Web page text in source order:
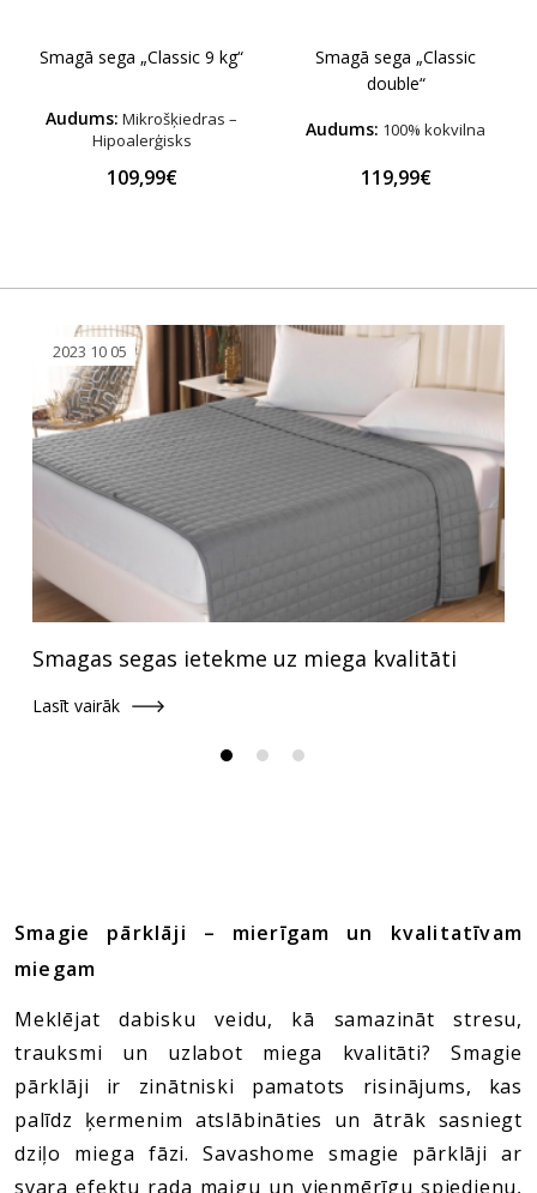
Smagā sega „Classic 9 kg“
Audums: Mikrošķiedras –
Hipoalerģisks
109,99€
Smagā sega „Classic
double“
Audums: 100% kokvilna
119,99€
2023 10 05
Smagas segas ietekme uz miega kvalitāti
Lasīt vairāk
Smagie pārklāji – mierīgam un kvalitatīvam
miegam
Meklējat dabisku veidu, kā samazināt stresu,
trauksmi un uzlabot miega kvalitāti? Smagie
pārklāji ir zinātniski pamatots risinājums, kas
palīdz ķermenim atslābināties un ātrāk sasniegt
dziļo miega fāzi. Savashome smagie pārklāji ar
svara efektu rada maigu un vienmērīgu spiedienu,